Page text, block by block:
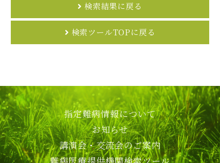
検索結果に戻る
検索ツールTOPに戻る
指定難病情報について
お知らせ
講演会・交流会のご案内